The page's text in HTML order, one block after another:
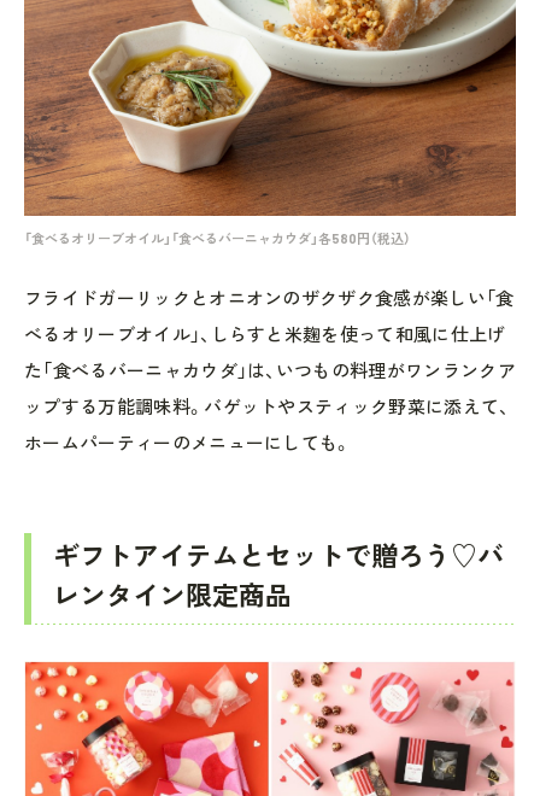
「食べるオリーブオイル」「食べるバーニャカウダ」各580円（税込）
フライドガーリックとオニオンのザクザク食感が楽しい「食
べるオリーブオイル」、しらすと米麹を使って和風に仕上げ
た「食べるバーニャカウダ」は、いつもの料理がワンランクア
ップする万能調味料。バゲットやスティック野菜に添えて、
ホームパーティーのメニューにしても。
ギフトアイテムとセットで贈ろう♡バ
レンタイン限定商品